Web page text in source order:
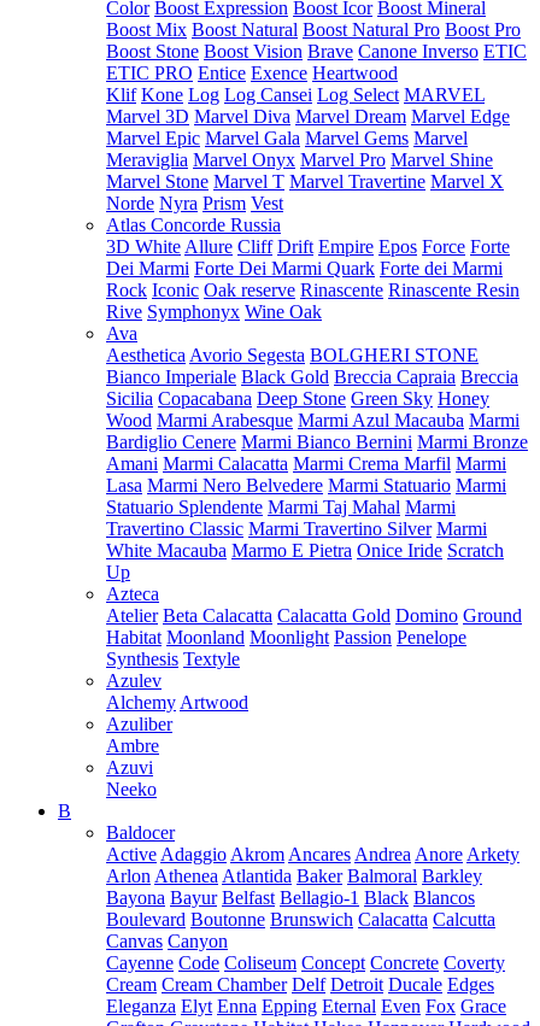
Color Boost Expression Boost Icor Boost Mineral
Boost Mix Boost Natural Boost Natural Pro Boost Pro
Boost Stone Boost Vision Brave Canone Inverso ETIC
ETIC PRO Entice Exence Heartwood
Klif Kone Log Log Cansei Log Select MARVEL
Marvel 3D Marvel Diva Marvel Dream Marvel Edge
Marvel Epic Marvel Gala Marvel Gems Marvel
Meraviglia Marvel Onyx Marvel Pro Marvel Shine
Marvel Stone Marvel T Marvel Travertine Marvel X
Norde Nyra Prism Vest
Atlas Concorde Russia
3D White Allure Cliff Drift Empire Epos Force Forte
Dei Marmi Forte Dei Marmi Quark Forte dei Marmi
Rock Iconic Oak reserve Rinascente Rinascente Resin
Rive Symphonyx Wine Oak
Ava
Aesthetica Avorio Segesta BOLGHERI STONE
Bianco Imperiale Black Gold Breccia Capraia Breccia
Sicilia Copacabana Deep Stone Green Sky Honey
Wood Marmi Arabesque Marmi Azul Macauba Marmi
Bardiglio Cenere Marmi Bianco Bernini Marmi Bronze
Amani Marmi Calacatta Marmi Crema Marfil Marmi
Lasa Marmi Nero Belvedere Marmi Statuario Marmi
Statuario Splendente Marmi Taj Mahal Marmi
Travertino Classic Marmi Travertino Silver Marmi
White Macauba Marmo E Pietra Onice Iride Scratch
Up
Azteca
Atelier Beta Calacatta Calacatta Gold Domino Ground
Habitat Moonland Moonlight Passion Penelope
Synthesis Textyle
Azulev
Alchemy Artwood
Azuliber
Ambre
Azuvi
Neeko
B
Baldocer
Active Adaggio Akrom Ancares Andrea Anore Arkety
Arlon Athenea Atlantida Baker Balmoral Barkley
Bayona Bayur Belfast Bellagio-1 Black Blancos
Boulevard Boutonne Brunswich Calacatta Calcutta
Canvas Canyon
Cayenne Code Coliseum Concept Concrete Coverty
Cream Cream Chamber Delf Detroit Ducale Edges
Eleganza Elyt Enna Epping Eternal Even Fox Grace